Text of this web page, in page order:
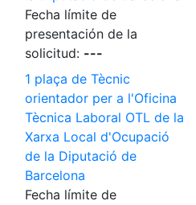
Fecha límite de
presentación de la
solicitud: ---
1 plaça de Tècnic
orientador per a l'Oficina
Tècnica Laboral OTL de la
Xarxa Local d'Ocupació
de la Diputació de
Barcelona
Fecha límite de